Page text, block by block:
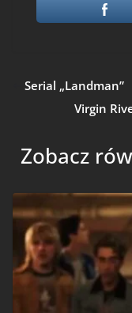
Serial „Landman”
Virgin
Zobacz